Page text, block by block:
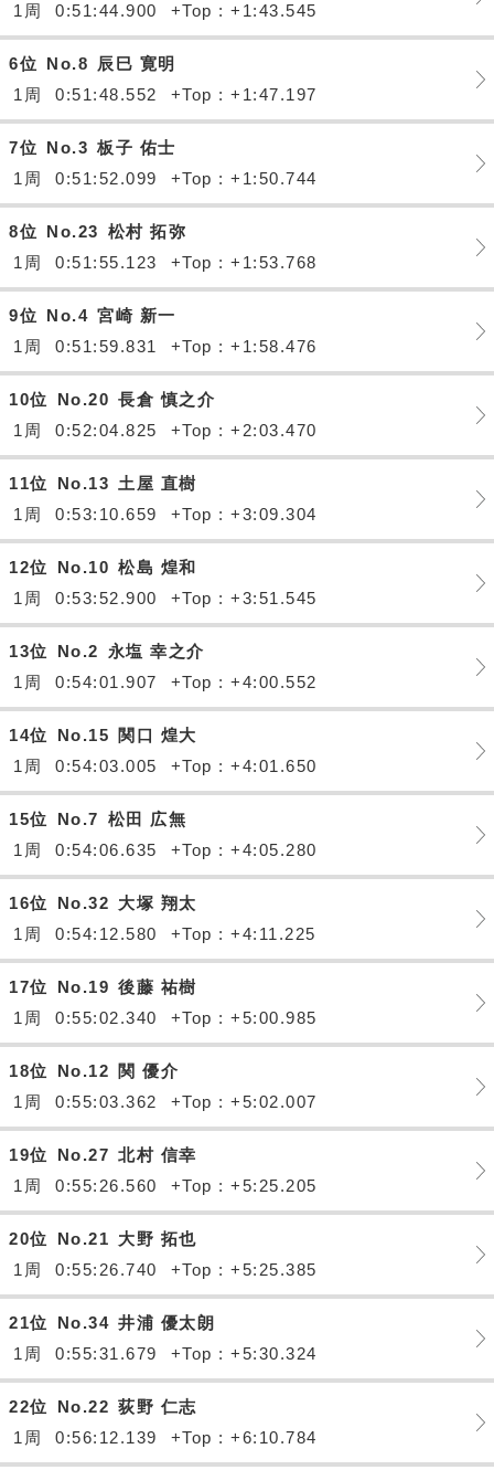
1周
0:51:44.900 +Top : +1:43.545
6位 No.8
辰巳 寛明
1周
0:51:48.552 +Top : +1:47.197
7位 No.3 板子 佑士
1周
0:51:52.099 +Top : +1:50.744
8位 No.23 松村 拓弥
1周
0:51:55.123 +Top : +1:53.768
9位 No.4 宮崎 新一
1周
0:51:59.831 +Top : +1:58.476
10位 No.20 長倉 慎之介
1周
0:52:04.825 +Top : +2:03.470
11位 No.13 土屋 直樹
1周
0:53:10.659 +Top : +3:09.304
12位 No.10 松島 煌和
1周
0:53:52.900 +Top : +3:51.545
13位 No.2
永塩 幸之介
1周
0:54:01.907 +Top : +4:00.552
14位 No.15
関口 煌大
1周
0:54:03.005 +Top : +4:01.650
15位 No.7 松田 広無
1周
0:54:06.635 +Top : +4:05.280
16位 No.32 大塚 翔太
1周
0:54:12.580 +Top : +4:11.225
17位 No.19 後藤 祐樹
1周
0:55:02.340 +Top : +5:00.985
18位 No.12
関 優介
1周
0:55:03.362 +Top : +5:02.007
19位 No.27 北村 信幸
1周
0:55:26.560 +Top : +5:25.205
20位 No.21 大野 拓也
1周
0:55:26.740 +Top : +5:25.385
21位 No.34 井浦 優太朗
1周
0:55:31.679 +Top : +5:30.324
22位 No.22 荻野 仁志
1周
0:56:12.139 +Top : +6:10.784